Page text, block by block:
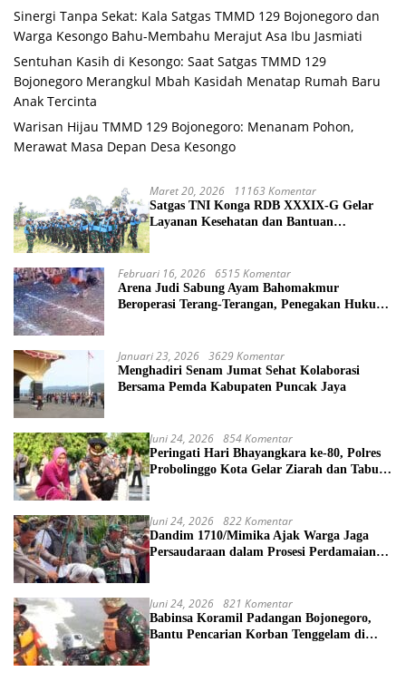
Sinergi Tanpa Sekat: Kala Satgas TMMD 129 Bojonegoro dan
Warga Kesongo Bahu-Membahu Merajut Asa Ibu Jasmiati
Sentuhan Kasih di Kesongo: Saat Satgas TMMD 129
Bojonegoro Merangkul Mbah Kasidah Menatap Rumah Baru
Anak Tercinta
Warisan Hijau TMMD 129 Bojonegoro: Menanam Pohon,
Merawat Masa Depan Desa Kesongo
Maret 20, 2026 11163 Komentar
Satgas TNI Konga RDB XXXIX-G Gelar
Layanan Kesehatan dan Bantuan
Februari 16, 2026 6515 Komentar
Arena Judi Sabung Ayam Bahomakmur
Beroperasi Terang-Terangan, Penegakan Hukum
Januari 23, 2026 3629 Komentar
Menghadiri Senam Jumat Sehat Kolaborasi
Bersama Pemda Kabupaten Puncak Jaya
Juni 24, 2026 854 Komentar
Peringati Hari Bhayangkara ke-80, Polres
Probolinggo Kota Gelar Ziarah dan Tabur
Juni 24, 2026 822 Komentar
Dandim 1710/Mimika Ajak Warga Jaga
Persaudaraan dalam Prosesi Perdamaian
Juni 24, 2026 821 Komentar
Babinsa Koramil Padangan Bojonegoro,
Bantu Pencarian Korban Tenggelam di